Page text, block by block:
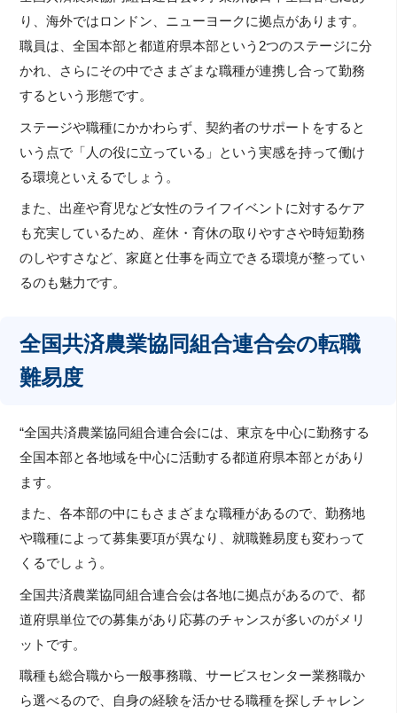
り、海外ではロンドン、ニューヨークに拠点があります。
職員は、全国本部と都道府県本部という2つのステージに分
かれ、さらにその中でさまざまな職種が連携し合って勤務
するという形態です。
ステージや職種にかかわらず、契約者のサポートをすると
いう点で「人の役に立っている」という実感を持って働け
る環境といえるでしょう。
また、出産や育児など女性のライフイベントに対するケア
も充実しているため、産休・育休の取りやすさや時短勤務
のしやすさなど、家庭と仕事を両立できる環境が整ってい
るのも魅力です。
全国共済農業協同組合連合会の転職
難易度
“全国共済農業協同組合連合会には、東京を中心に勤務する
全国本部と各地域を中心に活動する都道府県本部とがあり
ます。
また、各本部の中にもさまざまな職種があるので、勤務地
や職種によって募集要項が異なり、就職難易度も変わって
くるでしょう。
全国共済農業協同組合連合会は各地に拠点があるので、都
道府県単位での募集があり応募のチャンスが多いのがメリ
ットです。
職種も総合職から一般事務職、サービスセンター業務職か
ら選べるので、自身の経験を活かせる職種を探しチャレン